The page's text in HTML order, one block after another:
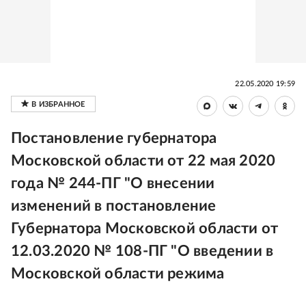
22.05.2020 19:59
Постановление губернатора
Московской области от 22 мая 2020
года № 244-ПГ "О внесении
изменений в постановление
Губернатора Московской области от
12.03.2020 № 108-ПГ "О введении в
Московской области режима